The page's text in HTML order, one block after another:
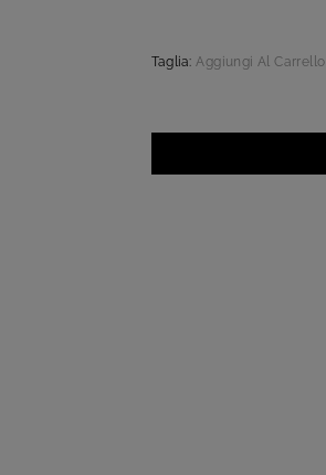
Taglia: Aggiungi Al Carrello
- +